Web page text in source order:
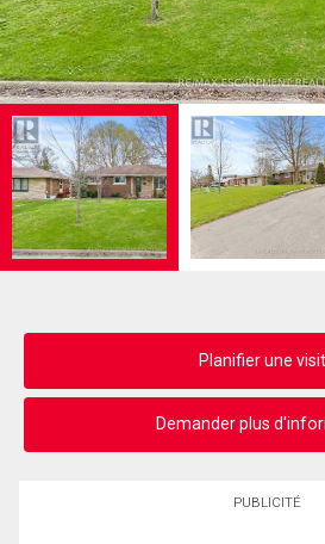
Planifier une
Demander plus
PUBLICITÉ